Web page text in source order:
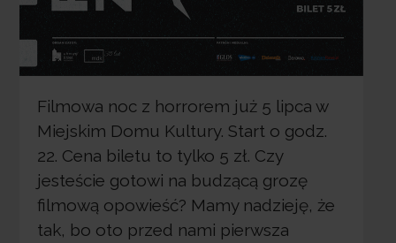
Filmowa noc z horrorem już 5 lipca w
Miejskim Domu Kultury. Start o godz.
22. Cena biletu to tylko 5 zł. Czy
jesteście gotowi na budzącą grozę
filmową opowieść? Mamy nadzieję, że
tak, bo oto przed nami pierwsza